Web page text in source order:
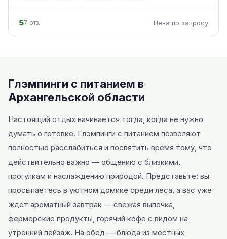
57 отз. Цена по запросу
Глэмпинги с питанием в
Архангельской области
Настоящий отдых начинается тогда, когда не нужно
думать о готовке. Глэмпинги с питанием позволяют
полностью расслабиться и посвятить время тому, что
действительно важно — общению с близкими,
прогулкам и наслаждению природой. Представьте: вы
просыпаетесь в уютном домике среди леса, а вас уже
ждёт ароматный завтрак — свежая выпечка,
фермерские продукты, горячий кофе с видом на
утренний пейзаж. На обед — блюда из местных